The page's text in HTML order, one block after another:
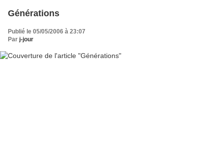
Générations
Publié le 05/05/2006 à 23:07
Par j-jour